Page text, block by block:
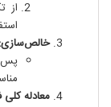
از
خالص‌سازی:
پس
معادله کلی